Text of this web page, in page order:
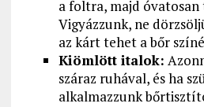
a foltra, majd óvatosan
Vigyázzunk, ne
az kárt tehet a bőr
Kiömlött italok:
száraz ruhával, és ha
alkalmazzunk